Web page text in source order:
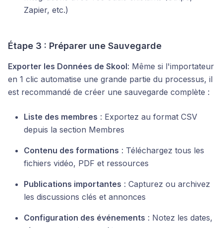
Zapier, etc.)
Étape 3 : Préparer une Sauvegarde
Exporter les Données de Skool: Même si l'importateur
en 1 clic automatise une grande partie du processus, il
est recommandé de créer une sauvegarde complète :
Liste des membres : Exportez au format CSV
depuis la section Membres
Contenu des formations : Téléchargez tous les
fichiers vidéo, PDF et ressources
Publications importantes : Capturez ou archivez
les discussions clés et annonces
Configuration des événements : Notez les dates,